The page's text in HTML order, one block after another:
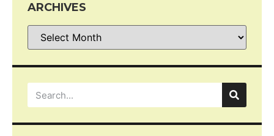
ARCHIVES